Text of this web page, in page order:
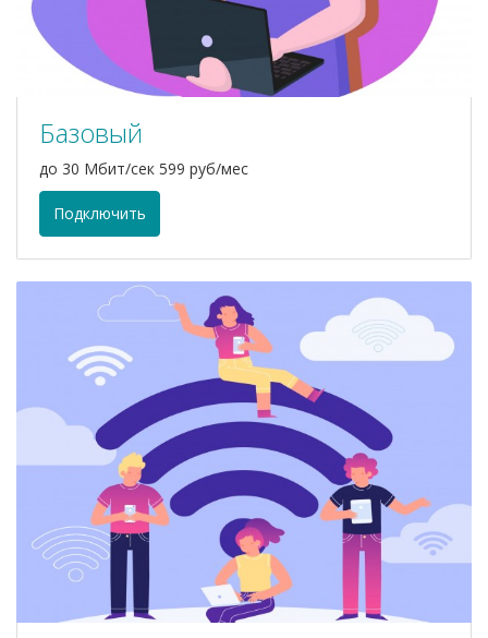
Базовый
до 30 Мбит/сек 599 руб/мес
Подключить